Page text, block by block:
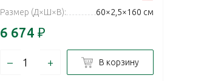
Размер (Д×Ш×В):
60×2,5×160 см
6 674 ₽
– + В корзину